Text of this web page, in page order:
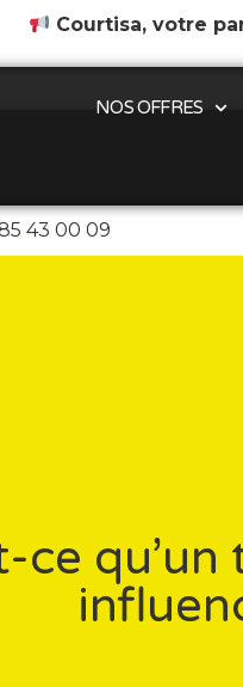
Courtisa, votre
NOS OFFRES
43 00 09
ce